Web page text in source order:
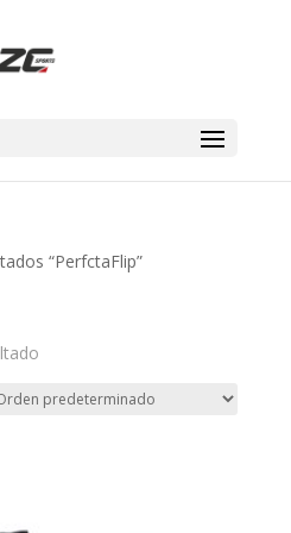
“PerfctaFlip”